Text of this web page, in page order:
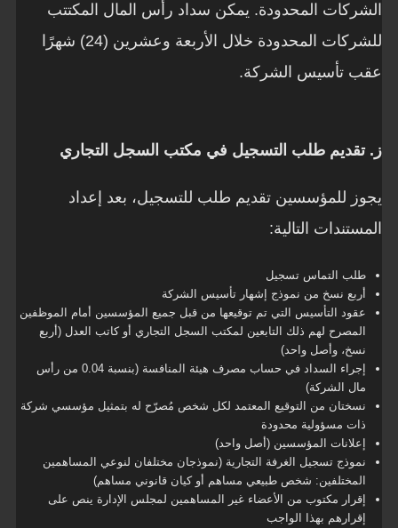
الشركات المحدودة. يمكن سداد رأس المال المكتتب
للشركات المحدودة خلال الأربعة وعشرين (24) شهرًا
عقب تأسيس الشركة.
ز. تقديم طلب التسجيل في مكتب السجل التجاري
يجوز للمؤسسين تقديم طلب للتسجيل، بعد إعداد
المستندات التالية:
طلب التماس تسجيل
أربع نسخ من نموذج إشهار تأسيس الشركة
عقود التأسيس التي تم توقيعها من قبل جميع المؤسسين أمام الموظفين
المصرح لهم ذلك التابعين لمكتب السجل التجاري أو كاتب العدل (أربع
نسخ، وأصل واحد)
إجراء السداد في حساب مصرف هيئة المنافسة (بنسبة 0.04 من رأس
مال الشركة)
نسختان من التوقيع المعتمد لكل شخص مُصرّح له بتمثيل مؤسسي شركة
ذات مسؤولية محدودة
إعلانات المؤسسين (أصل واحد)
نموذج تسجيل الغرفة التجارية (نموذجان مختلفان لنوعي المساهمين
المختلفين: شخص طبيعي مساهم أو كيان قانوني مساهم)
إقرار مكتوب من الأعضاء غير المساهمين لمجلس الإدارة ينص على
إقرارهم بهذا الواجب